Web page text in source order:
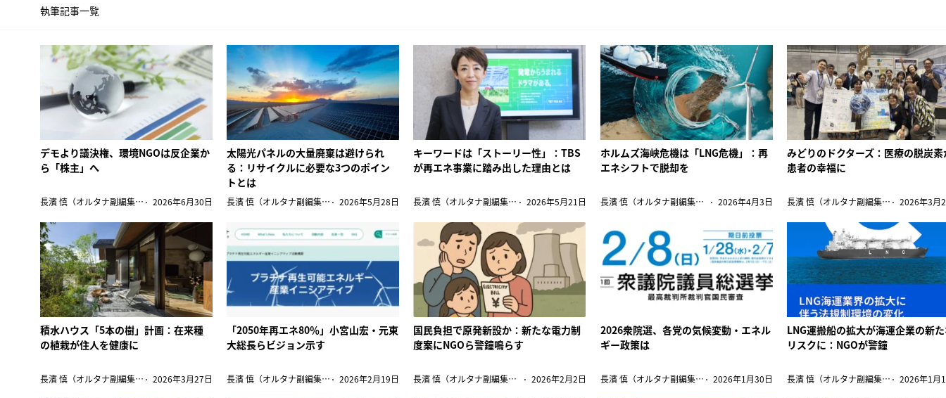
執筆記事一覧
デモより議決権、環境NGOは反企業か
ら「株主」へ
長濱 慎（オルタナ副編集長） 2026年6月30日
太陽光パネルの大量廃棄は避けられ
る：リサイクルに必要な3つのポイン
トとは
長濱 慎（オルタナ副編集長） 2026年5月28日
キーワードは「ストーリー性」：TBS
が再エネ事業に踏み出した理由とは
長濱 慎（オルタナ副編集長） 2026年5月21日
ホルムズ海峡危機は「LNG危機」：再
エネシフトで脱却を
長濱 慎（オルタナ副編集長） 2026年4月3日
みどりのドクターズ：医療の脱炭素
患者の幸福に
長濱 慎（オルタナ副編集長） 2026年3月
積水ハウス「5本の樹」計画：在来種
の植栽が住人を健康に
長濱 慎（オルタナ副編集長） 2026年3月27日
「2050年再エネ80％」小宮山宏・元東
大総長らビジョン示す
長濱 慎（オルタナ副編集長） 2026年2月19日
国民負担で原発新設か：新たな電力制
度案にNGOら警鐘鳴らす
長濱 慎（オルタナ副編集長） 2026年2月2日
2026衆院選、各党の気候変動・エネル
ギー政策は
長濱 慎（オルタナ副編集長） 2026年1月30日
LNG運搬船の拡大が海運企業の新
リスクに：NGOが警鐘
長濱 慎（オルタナ副編集長） 2026年1月